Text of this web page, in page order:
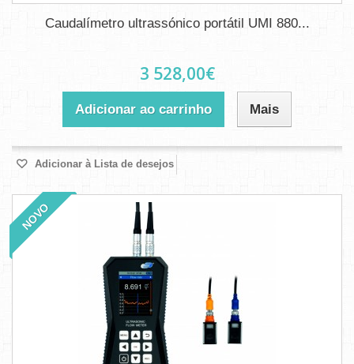
Caudalímetro ultrassónico portátil UMI 880...
3 528,00€
Adicionar ao carrinho Mais
Adicionar à Lista de desejos
NOVO